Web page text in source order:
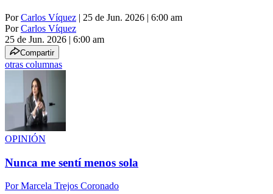
PorCarlos Víquez | 25 de Jun. 2026 | 6:00 am
PorCarlos Víquez
25 de Jun. 2026 | 6:00 am
Compartir
otras columnas
OPINIÓN
Nunca me sentí menos sola
PorMarcela Trejos Coronado